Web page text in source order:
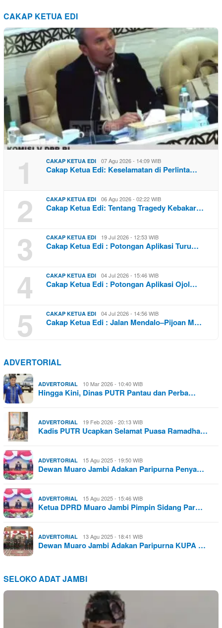
CAKAP KETUA EDI
1 CAKAP KETUA EDI 07 Agu 2026 - 14:09 WIB
Cakap Ketua Edi: Keselamatan di Perlinta…
2 CAKAP KETUA EDI 06 Agu 2026 - 02:22 WIB
Cakap Ketua Edi: Tentang Tragedy Kebakar…
3 CAKAP KETUA EDI 19 Jul 2026 - 12:53 WIB
Cakap Ketua Edi : Potongan Aplikasi Turu…
4 CAKAP KETUA EDI 04 Jul 2026 - 15:46 WIB
Cakap Ketua Edi : Potongan Aplikasi Ojol…
5 CAKAP KETUA EDI 04 Jul 2026 - 14:56 WIB
Cakap Ketua Edi : Jalan Mendalo–Pijoan M…
ADVERTORIAL
ADVERTORIAL 10 Mar 2026 - 10:40 WIB
Hingga Kini, Dinas PUTR Pantau dan Perba…
ADVERTORIAL 19 Feb 2026 - 20:13 WIB
Kadis PUTR Ucapkan Selamat Puasa Ramadha…
ADVERTORIAL 15 Agu 2025 - 19:50 WIB
Dewan Muaro Jambi Adakan Paripurna Penya…
ADVERTORIAL 15 Agu 2025 - 15:46 WIB
Ketua DPRD Muaro Jambi Pimpin Sidang Par…
ADVERTORIAL 13 Agu 2025 - 18:41 WIB
Dewan Muaro Jambi Adakan Paripurna KUPA …
SELOKO ADAT JAMBI